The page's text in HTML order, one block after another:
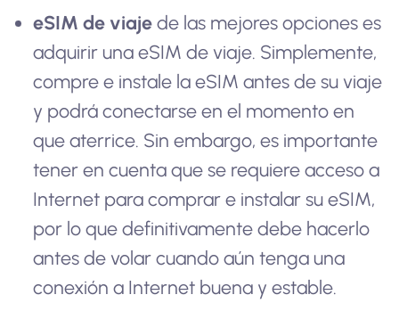
eSIM de viaje de las mejores opciones es
adquirir una eSIM de viaje. Simplemente,
compre e instale la eSIM antes de su viaje
y podrá conectarse en el momento en
que aterrice. Sin embargo, es importante
tener en cuenta que se requiere acceso a
Internet para comprar e instalar su eSIM,
por lo que definitivamente debe hacerlo
antes de volar cuando aún tenga una
conexión a Internet buena y estable.